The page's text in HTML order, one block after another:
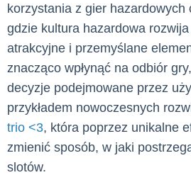
korzystania z gier hazardowych
gdzie kultura hazardowa
atrakcyjne i przemyślane
znacząco wpłynąć na odbiór
decyzje podejmowane przez
przykładem nowoczesnych
trio <3, która poprzez unikalne
zmienić sposób, w jaki
slotów.